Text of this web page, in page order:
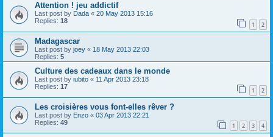
Attention ! jeu addictif
Last post by Dada « 20 May 2013 15:16
Replies: 18 1 2
Madagascar
Last post by joey « 18 May 2013 22:03
Replies: 5
Culture des cadeaux dans le monde
Last post by iubito « 11 Apr 2013 23:18
Replies: 17 1 2
Les croisières vous font-elles rêver ?
Last post by Enzo « 03 Apr 2013 22:21
Replies: 49 1 2 3 4